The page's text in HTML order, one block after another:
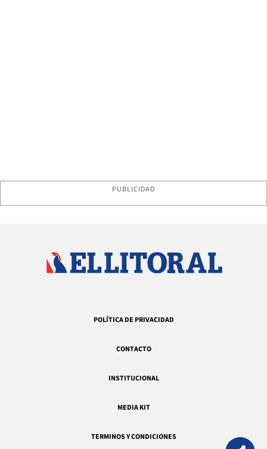
PUBLICIDAD
POLÍTICA DE PRIVACIDAD
CONTACTO
INSTITUCIONAL
MEDIA KIT
TERMINOS Y CONDICIONES